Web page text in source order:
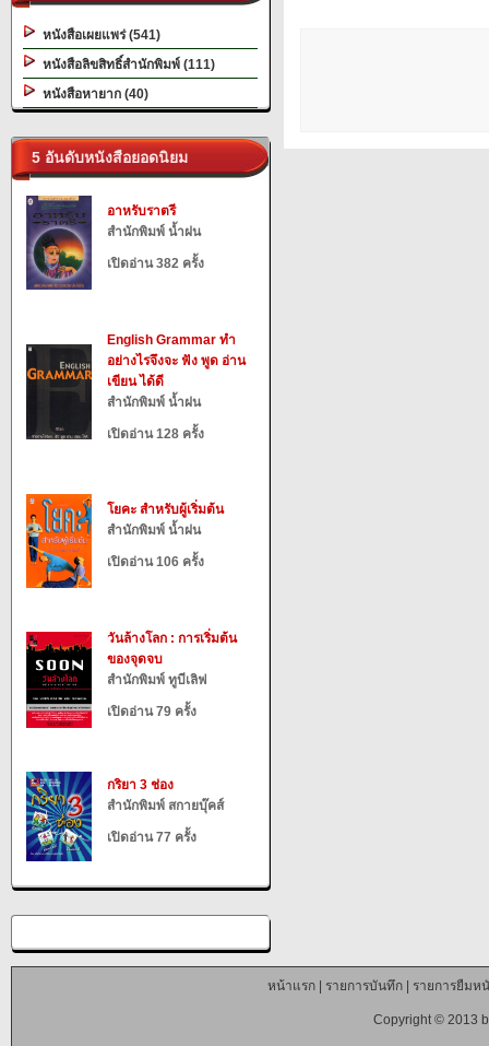
หนังสือเผยแพร่ (541)
หนังสือลิขสิทธิ์สำนักพิมพ์ (111)
หนังสือหายาก (40)
5 อันดับหนังสือยอดนิยม
อาหรับราตรี
สำนักพิมพ์ น้ำฝน
เปิดอ่าน 382 ครั้ง
English Grammar ทำ
อย่างไรจึงจะ ฟัง พูด อ่าน
เขียน ได้ดี
สำนักพิมพ์ น้ำฝน
เปิดอ่าน 128 ครั้ง
โยคะ สำหรับผู้เริ่มต้น
สำนักพิมพ์ น้ำฝน
เปิดอ่าน 106 ครั้ง
วันล้างโลก : การเริ่มต้น
ของจุดจบ
สำนักพิมพ์ ทูบีเลิฟ
เปิดอ่าน 79 ครั้ง
กริยา 3 ช่อง
สำนักพิมพ์ สกายบุ๊คส์
เปิดอ่าน 77 ครั้ง
หน้าแรก| รายการบันทึก| รายการยืมห
Copyright © 2013